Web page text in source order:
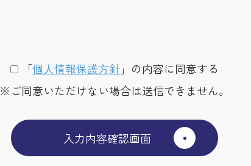
「個⼈情報保護⽅針」の内容に同意する
※ご同意いただけない場合は送信できません。